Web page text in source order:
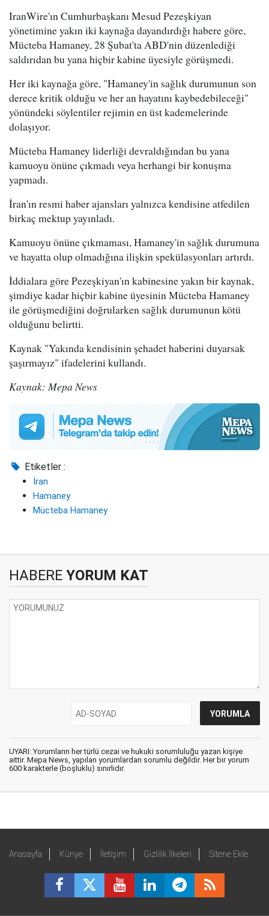
IranWire'ın Cumhurbaşkanı Mesud Pezeşkiyan
yönetimine yakın iki kaynağa dayandırdığı habere göre,
Mücteba Hamaney, 28 Şubat'ta ABD'nin düzenlediği
saldırıdan bu yana hiçbir kabine üyesiyle görüşmedi.
Her iki kaynağa göre, "Hamaney'in sağlık durumunun son
derece kritik olduğu ve her an hayatını kaybedebileceği"
yönündeki söylentiler rejimin en üst kademelerinde
dolaşıyor.
Mücteba Hamaney liderliği devraldığından bu yana
kamuoyu önüne çıkmadı veya herhangi bir konuşma
yapmadı.
İran'ın resmi haber ajansları yalnızca kendisine atfedilen
birkaç mektup yayınladı.
Kamuoyu önüne çıkmaması, Hamaney'in sağlık durumuna
ve hayatta olup olmadığına ilişkin spekülasyonları artırdı.
İddialara göre Pezeşkiyan'ın kabinesine yakın bir kaynak,
şimdiye kadar hiçbir kabine üyesinin Mücteba Hamaney
ile görüşmediğini doğrularken sağlık durumunun kötü
olduğunu belirtti.
Kaynak "Yakında kendisinin şehadet haberini duyarsak
şaşırmayız" ifadelerini kullandı.
Kaynak: Mepa News
Etiketler :
İran
Hamaney
Mücteba Hamaney
HABERE YORUM KAT
UYARI: Yorumların her türlü cezai ve hukuki sorumluluğu yazan kişiye
aittir. Mepa News, yapılan yorumlardan sorumlu değildir. Her bir yorum
600 karakterle (boşluklu) sınırlıdır.
Anasayfa Künye İletişim Gizlilik İlkeleri Sitene Ekle